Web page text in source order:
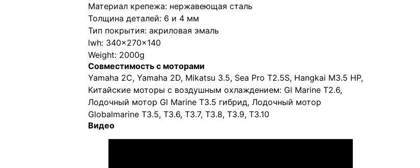
Материал крепежа: нержавеющая сталь
Толщина деталей: 6 и 4 мм
Тип покрытия: акриловая эмаль
lwh: 340x270x140
Weight: 2000g
Совместимость с моторами
Yamaha 2C, Yamaha 2D, Mikatsu 3.5, Sea Pro T2.5S, Hangkai M3.5 HP,
Китайские моторы с воздушным охлаждением: Gl Marine T2.6,
Лодочный мотор Gl Marine T3.5 гибрид, Лодочный мотор
Globalmarine T3.5, T3.6, T3.7, T3.8, T3.9, T3.10
Видео